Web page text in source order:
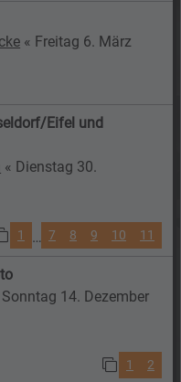
« Freitag 6. März
Eifel und
« Dienstag 30.
1 … 7 8 9 10 11
Sonntag 14. Dezember
1 2